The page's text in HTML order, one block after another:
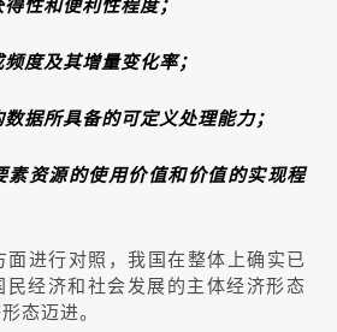
性和便利性程度；
度及其增量变化率；
据所具备的可定义处理能力；
素资源的使用价值和价值的实现程
面进行对照，我国在整体上确实已
经济和社会发展的主体经济形态
态迈进。